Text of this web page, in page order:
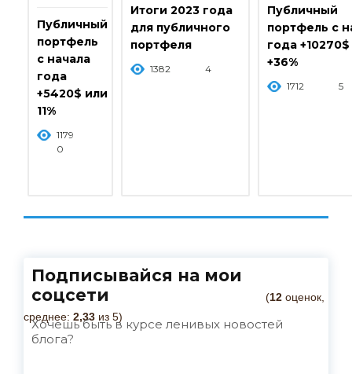
(12 оценок,
среднее: 2,33 из 5)
Публичный
портфель
с начала
года
+5420$ или
11%
1179
0
Итоги 2023 года
для публичного
портфеля
1382 4
Публичный
портфель с
года
+36%
1712 5
Подписывайся на мои
соцсети
Хочешь быть в курсе ленивых новостей
блога?